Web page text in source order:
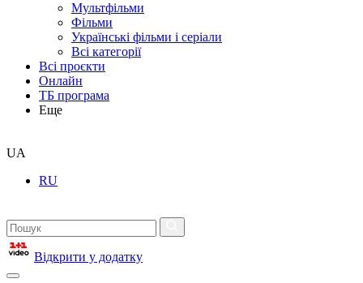
Мультфільми
Фільми
Українські фільми і серіали
Всі категорії
Всі проєкти
Онлайн
ТБ програма
Еще
UA
RU
Відкрити у додатку